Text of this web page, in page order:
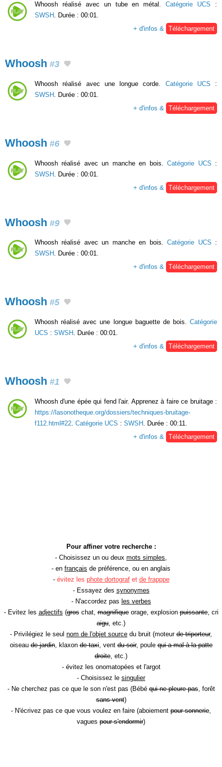
Whoosh réalisé avec un tube en métal.Catégorie UCS :
SWSH . Durée : 00:01.
+ d'infos & Téléchargement
Whoosh #3
Whoosh réalisé avec une longue corde. Catégorie UCS :
SWSH
. Durée : 00:01.
+ d'infos &
Téléchargement
Whoosh #6
Whoosh réalisé avec un manche en bois.Catégorie UCS :
SWSH . Durée : 00:01.
+ d'infos &
Téléchargement
Whoosh #9
Whoosh réalisé avec un manche en bois.Catégorie UCS :
SWSH . Durée : 00:01.
+ d'infos & Téléchargement
Whoosh #5
Whoosh réalisé avec une longue baguette de bois. Catégorie
UCS : SWSH
. Durée : 00:01.
+ d'infos &
Téléchargement
Whoosh #1
Whoosh d'une épée qui fend l'air. Apprenez à faire ce bruitage :
https://lasonotheque.org/dossiers/techniques-bruitage-
f112.html#22 Catégorie UCS : SWSH . Durée : 00:11.
+ d'infos &
Téléchargement
Pour affiner votre recherche :
- Choisissez un ou deux mots simples
- en français de préférence, ou en anglais
- évitez les phote dortografet de frapppe
- Essayez des synonymes
- N'accordez pas les verbes
- Evitez les adjectifs (groschat,magnifiqueorage, explosionpuissante, cri
aigu , etc.)
- Privilégiez le seul nom de l'objet source du bruit (moteur de triporteur,
oiseaude jardin, klaxonde taxi, ventdu soir, poulequi a mal à la patte
droite , etc.)
- évitez les onomatopées et l'argot
- Choisissez le singulier
- Ne cherchez pas ce que le son n'est pas (Bébéqui ne pleure pas, forêt
sans vent)
- N'écrivez pas ce que vous voulez en faire (aboiement pour sonnerie
vagues pour s'endormir)